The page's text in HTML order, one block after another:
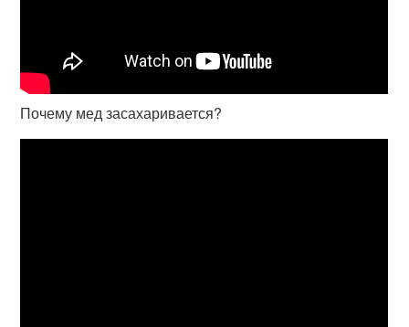
Почему мед засахаривается?